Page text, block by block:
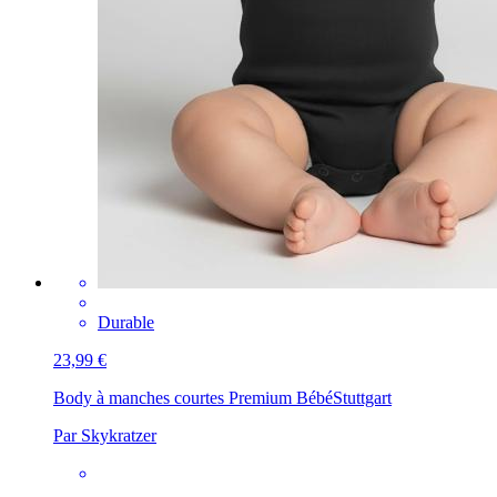
Durable
23,99 €
Body à manches courtes Premium BébéStuttgart
Par Skykratzer